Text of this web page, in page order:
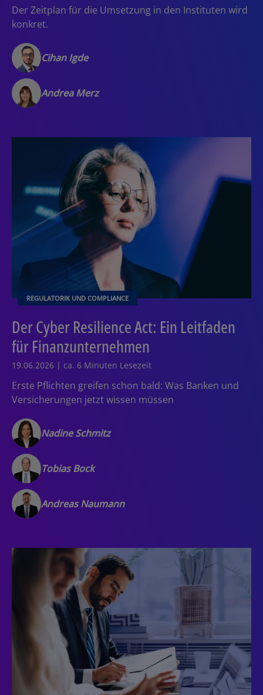
Der Zeitplan für die Umsetzung in den Instituten wird
konkret.
Cihan Igde
Andrea Merz
REGULATORIK UND COMPLIANCE
Der Cyber Resilience Act: Ein Leitfaden
für Finanzunternehmen
19.06.2026 | ca. 6 Minuten Lesezeit
Erste Pflichten greifen schon bald: Was Banken und
Versicherungen jetzt wissen müssen
Nadine Schmitz
Tobias Bock
Andreas Naumann